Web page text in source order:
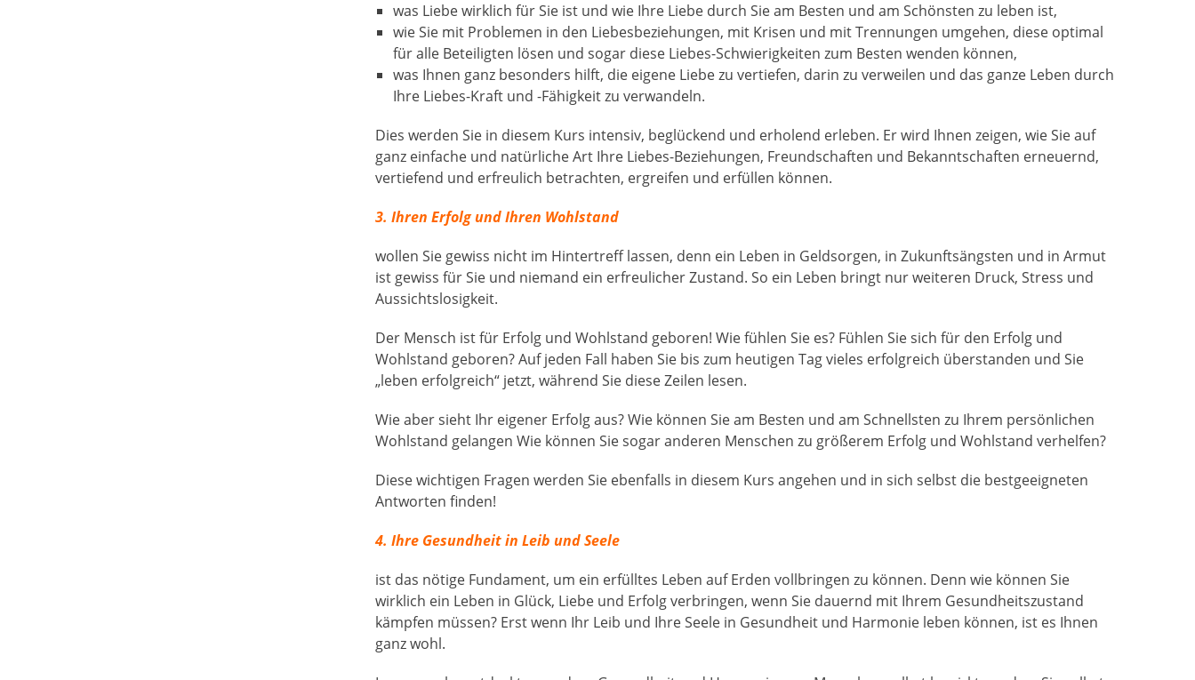
was Liebe wirklich für Sie ist und wie Ihre Liebe durch Sie am Besten und am Schönsten zu leben ist,
wie Sie mit Problemen in den Liebesbeziehungen, mit Krisen und mit Trennungen umgehen, diese optimal
für alle Beteiligten lösen und sogar diese Liebes-Schwierigkeiten zum Besten wenden können,
was Ihnen ganz besonders hilft, die eigene Liebe zu vertiefen, darin zu verweilen und das ganze Leben durch
Ihre Liebes-Kraft und -Fähigkeit zu verwandeln.
Dies werden Sie in diesem Kurs intensiv, beglückend und erholend erleben. Er wird Ihnen zeigen, wie Sie auf
ganz einfache und natürliche Art Ihre Liebes-Beziehungen, Freundschaften und Bekanntschaften erneuernd,
vertiefend und erfreulich betrachten, ergreifen und erfüllen können.
3. Ihren Erfolg und Ihren Wohlstand
wollen Sie gewiss nicht im Hintertreff lassen, denn ein Leben in Geldsorgen, in Zukunftsängsten und in Armut
ist gewiss für Sie und niemand ein erfreulicher Zustand. So ein Leben bringt nur weiteren Druck, Stress und
Aussichtslosigkeit.
Der Mensch ist für Erfolg und Wohlstand geboren! Wie fühlen Sie es? Fühlen Sie sich für den Erfolg und
Wohlstand geboren? Auf jeden Fall haben Sie bis zum heutigen Tag vieles erfolgreich überstanden und Sie
„leben erfolgreich“ jetzt, während Sie diese Zeilen lesen.
Wie aber sieht Ihr eigener Erfolg aus? Wie können Sie am Besten und am Schnellsten zu Ihrem persönlichen
Wohlstand gelangen Wie können Sie sogar anderen Menschen zu größerem Erfolg und Wohlstand verhelfen?
Diese wichtigen Fragen werden Sie ebenfalls in diesem Kurs angehen und in sich selbst die bestgeeigneten
Antworten finden!
4. Ihre Gesundheit in Leib und Seele
ist das nötige Fundament, um ein erfülltes Leben auf Erden vollbringen zu können. Denn wie können Sie
wirklich ein Leben in Glück, Liebe und Erfolg verbringen, wenn Sie dauernd mit Ihrem Gesundheitszustand
kämpfen müssen? Erst wenn Ihr Leib und Ihre Seele in Gesundheit und Harmonie leben können, ist es Ihnen
ganz wohl.